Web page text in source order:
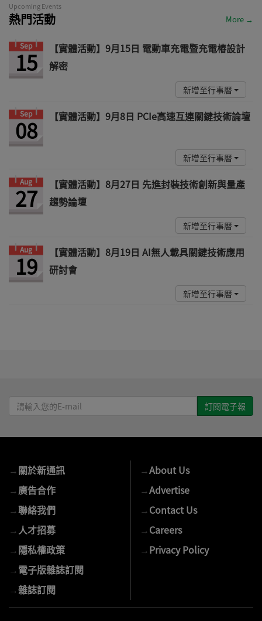
Upcoming Events
熱門活動 More →
Sep
15
【實體活動】9月15日 電動車充電暨充電樁設計
解密
新增至行事曆
Sep
08 【實體活動】9月8日 PCIe高速互連關鍵技術論壇
新增至行事曆
Aug
27
【實體活動】8月27日 先進封裝技術創新與量產
趨勢論壇
新增至行事曆
Aug
19
【實體活動】8月19日 AI無人載具關鍵技術應用
研討會
新增至行事曆
請
輸
E-
mail
→關於新通訊
→廣告合作
→聯絡我們
→ 人才招募
→隱私權政策
→電子版雜誌訂閱
→雜誌訂閱
→About Us
→Advertise
→Contact Us
→Careers
→Privacy Policy